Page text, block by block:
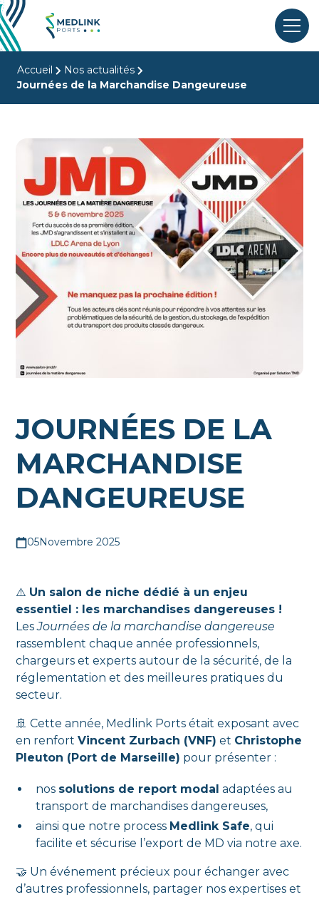
Accueil
Nos actualités
Journées de la Marchandise Dangeureuse
JOURNÉES DE LA
MARCHANDISE
DANGEUREUSE
05Novembre 2025
⚠️ Un salon de niche dédié à un enjeu
essentiel : les marchandises dangereuses !
LesJournées de la marchandise dangereuse
rassemblent chaque année professionnels,
chargeurs et experts autour de la sécurité, de la
réglementation et des meilleures pratiques du
secteur.
🚢 Cette année, Medlink Ports était exposant avec
en renfortVincent Zurbach (VNF) et Christophe
Pleuton (Port de Marseille) pour présenter :
nos solutions de report modal adaptées au
transport de marchandises dangereuses,
ainsi que notre process Medlink Safe, qui
facilite et sécurise l’export de MD via notre axe.
🤝 Un événement précieux pour échanger avec
d’autres professionnels, partager nos expertises et